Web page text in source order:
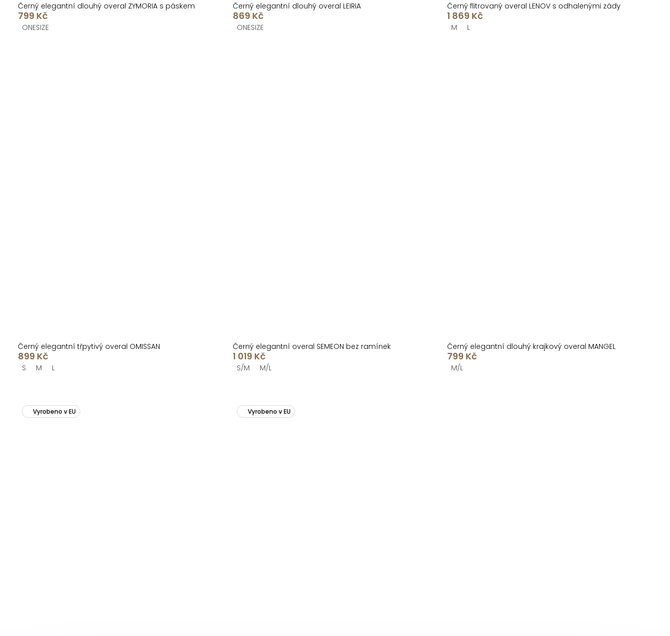
Černý elegantní dlouhý overal ZYMORIA s páskem
799 Kč
ONESIZE
Černý elegantní dlouhý overal LEIRIA
869 Kč
ONESIZE
Černý flitrovaný overal LENOV s odhalenými zády
1 869 Kč
M L
Černý elegantní třpytivý overal OMISSAN
899 Kč
S M L
Černý elegantní overal SEMEON bez ramínek
1 019 Kč
S/M M/L
Černý elegantní dlouhý krajkový overal MANGEL
799 Kč
M/L
Vyrobeno v EU Vyrobeno v EU